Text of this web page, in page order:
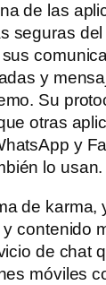
de las
seguras
y
Su
otras
y
lo usan.
de karma,
contenido
de chat
móviles